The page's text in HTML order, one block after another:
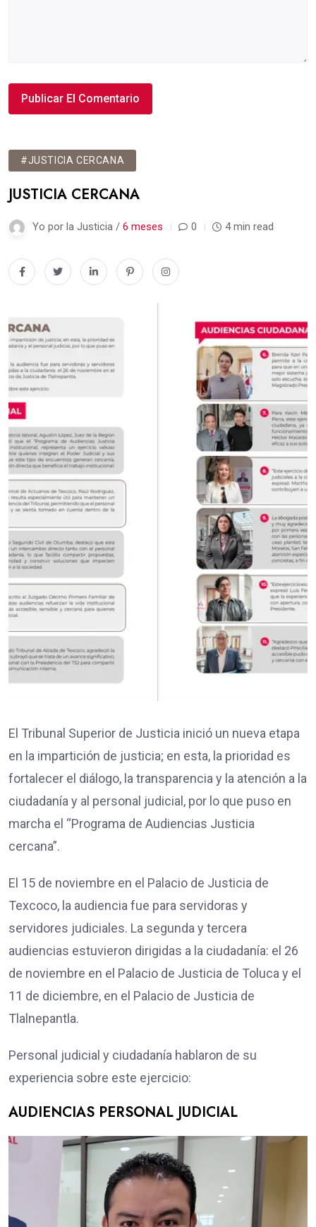
#JUSTICIA CERCANA
JUSTICIA CERCANA
Yo por la Justicia / 6 meses 0 4 min read
El Tribunal Superior de Justicia inició un nueva etapa
en la impartición de justicia; en esta, la prioridad es
fortalecer el diálogo, la transparencia y la atención a la
ciudadanía y al personal judicial, por lo que puso en
marcha el “Programa de Audiencias Justicia
cercana”.
El 15 de noviembre en el Palacio de Justicia de
Texcoco, la audiencia fue para servidoras y
servidores judiciales. La segunda y tercera
audiencias estuvieron dirigidas a la ciudadanía: el 26
de noviembre en el Palacio de Justicia de Toluca y el
11 de diciembre, en el Palacio de Justicia de
Tlalnepantla.
Personal judicial y ciudadanía hablaron de su
experiencia sobre este ejercicio:
AUDIENCIAS PERSONAL JUDICIAL